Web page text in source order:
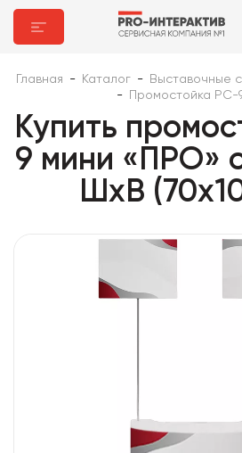
Главная - Каталог - Выставочные
-
Промостойка PC-
Купить
9 мини «ПРО»
ШхВ